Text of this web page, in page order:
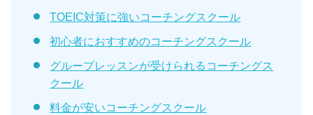
TOEIC対策に強いコーチングスクール
初心者におすすめのコーチングスクール
グループレッスンが受けられるコーチングス
クール
料金が安いコーチングスクール